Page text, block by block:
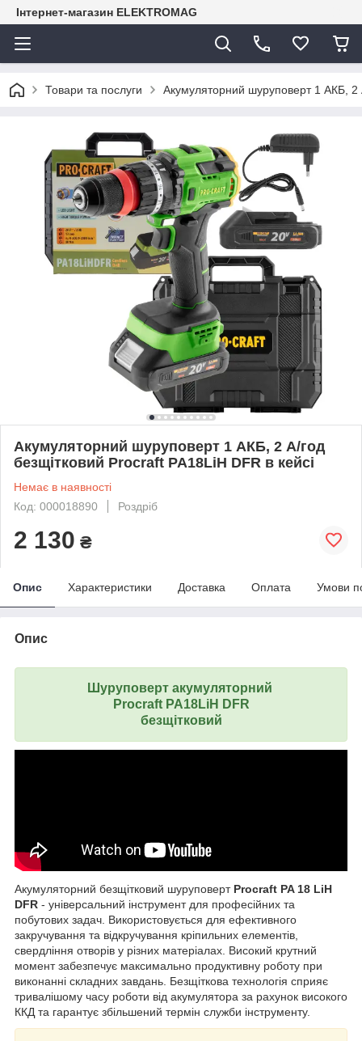
Інтернет-магазин ELEKTROMAG
Товари та послуги Акумуляторний шуруповерт 1 АКБ, 2
Акумуляторний шуруповерт 1 АКБ, 2 А/год
безщітковий Procraft PA18LiH DFR в кейсі
Немає в наявності
Код: 000018890
Роздріб
2 130 ₴
Опис Характеристики Доставка Оплата Умови
Опис
Шуруповерт акумуляторний
Procraft PA18LiH DFR
безщітковий
Акумуляторний безщітковий шуруповерт Procraft PA 18 LiH
DFR - універсальний інструмент для професійних та
побутових задач. Використовується для ефективного
закручування та відкручування кріпильних елементів,
свердління отворів у різних матеріалах. Високий крутний
момент забезпечує максимально продуктивну роботу при
виконанні складних завдань. Безщіткова технологія сприяє
тривалішому часу роботи від акумулятора за рахунок високого
ККД та гарантує збільшений термін служби інструменту.